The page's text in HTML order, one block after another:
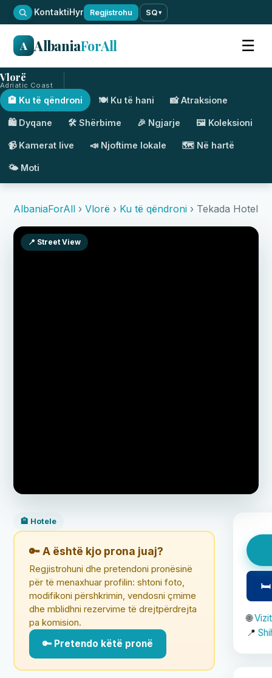
·KontaktiHyr Regjistrohu SQ▾
A AlbaniaForAll ☰
Vlorë
Adriatic Coast
🏨 Ku të qëndroni 🍽️ Ku të hani 📸 Atraksione
🛍️ Dyqane 🛠️ Shërbime 🎉 Ngjarje 🖼️ Koleksioni
📹 Kamerat live 📣 Njoftime lokale 🗺️ Në hartë
🌤️ Moti
AlbaniaForAll › Vlorë › Ku të qëndroni › Tekada Hotel
📍 Street View
🏨 Hotele
🔑 A është kjo prona juaj?
Regjistrohuni dhe pretendoni pronësinë
për të menaxhuar profilin: shtoni foto,
modifikoni përshkrimin, vendosni çmime
dhe mblidhni rezervime të drejtpërdrejta
pa komision.
🔑 Pretendo këtë pronë
🛏
🌐
📍